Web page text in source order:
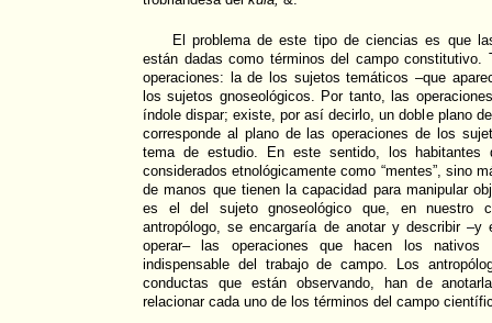
El problema de este tipo de ciencias es que
están dadas como términos del campo constitutivo.
operaciones: la de los sujetos temáticos –que
los sujetos gnoseológicos. Por tanto, las
índole dispar; existe, por así decirlo, un doble plano
corresponde al plano de las operaciones de los
tema de estudio. En este sentido, los habitantes
considerados etnológicamente como “mentes”, sino
de manos que tienen la capacidad para manipular
es el del sujeto gnoseológico que, en nuestro
antropólogo, se encargaría de anotar y describir –y
operar– las operaciones que hacen los
indispensable del trabajo de campo. Los
conductas que están observando, han de
relacionar cada uno de los términos del campo